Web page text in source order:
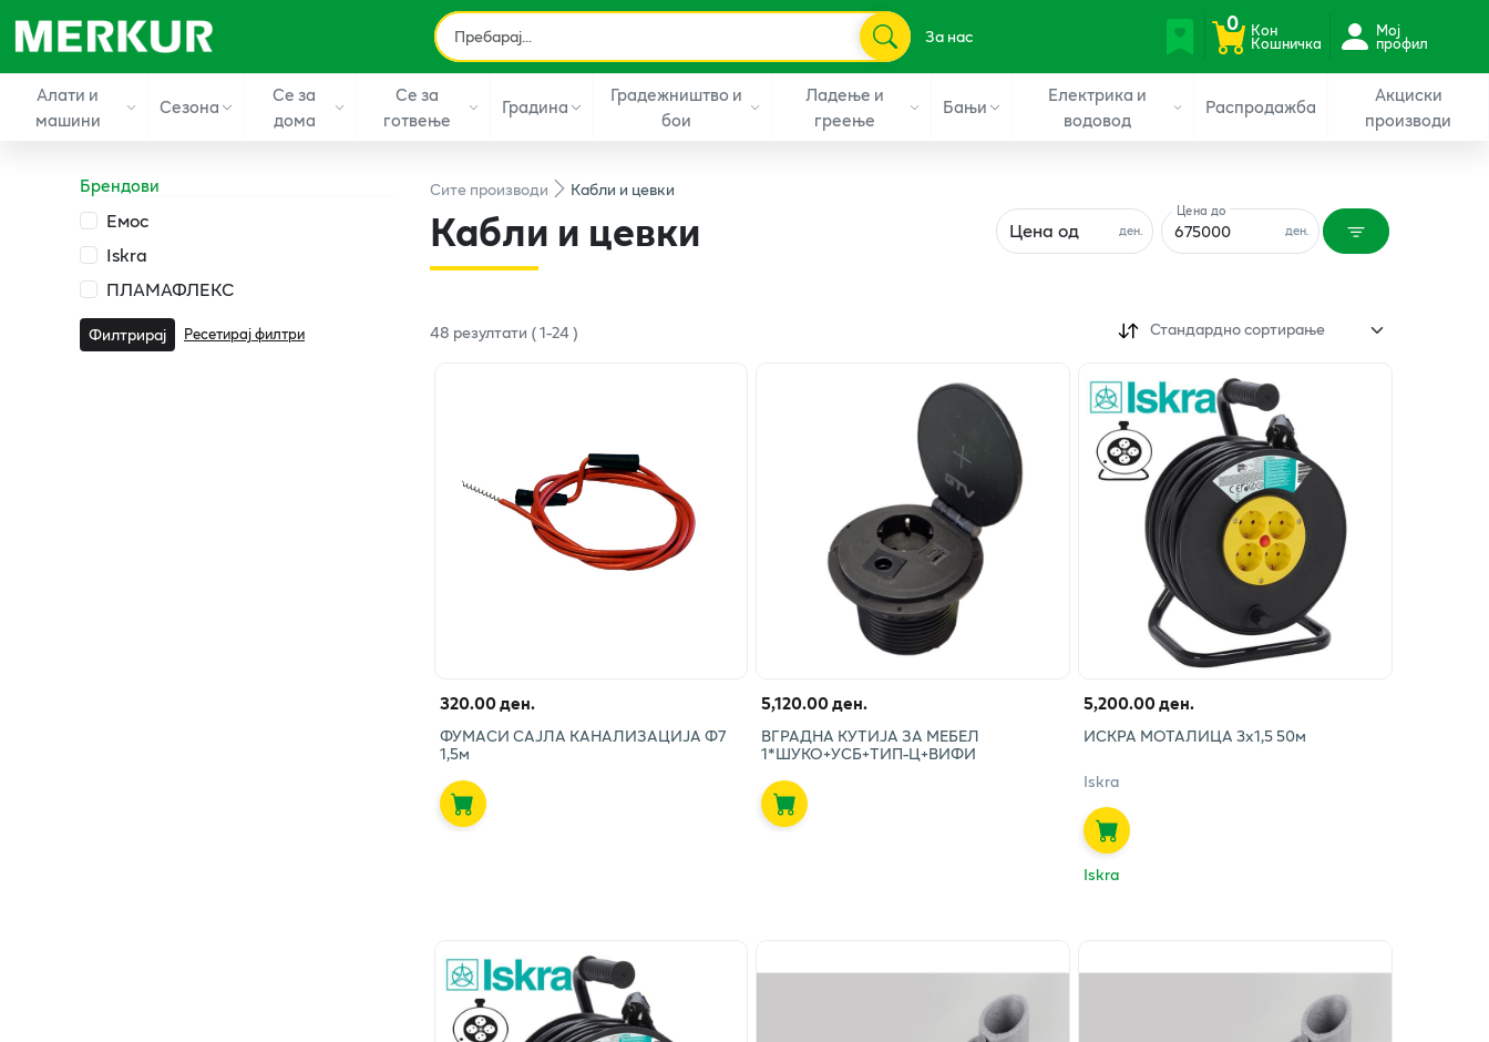
За нас 0 Кон
Кошничка
Мој
профил
Алати и
машини
Сезона
Се за
дома
Се за
готвење
Градина
Градежништво и
бои
Ладење и
греење
Бањи
Електрика и
водовод
Распродажба
Акциски
производи
Брендови
Емос
Iskra
ПЛАМАФЛЕКС
Филтрирај Ресетирај филтри
Ситепроизводи Кабли и цевки
Кабли и цевки ден.
Цена од ден.
Цена до
48 резултати (1-24) Стандардно сортирање
320.00 ден.
ФУМАСИ САЈЛА КАНАЛИЗАЦИЈА Ф7
1,5м
5,120.00 ден.
ВГРАДНА КУТИЈА ЗА МЕБЕЛ
1*ШУКО+УСБ+ТИП-Ц+ВИФИ
5,200.00 ден.
ИСКРА МОТАЛИЦА 3х1,5 50м
Iskra
Iskra